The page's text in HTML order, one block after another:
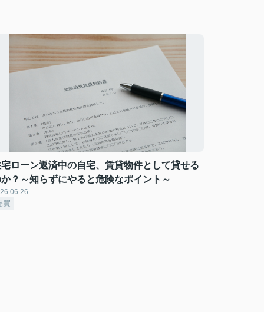
ローン返済中の自宅、賃貸物件として貸せる
？～知らずにやると危険なポイント～
買